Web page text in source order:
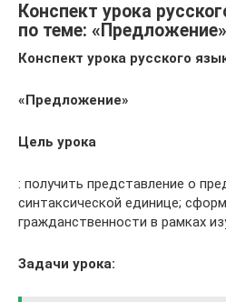
Конспект урока
по теме: «Предложение»
Конспект урока русского
«Предложение»
Цель урока
: получить представление о
синтаксической единице;
гражданственности в рамках
Задачи урока: